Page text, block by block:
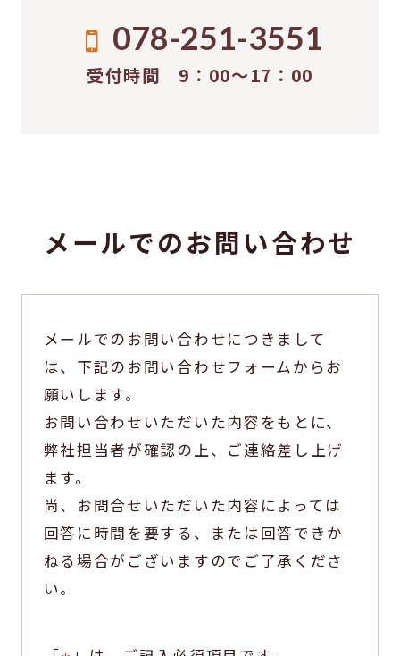
078-251-3551
受付時間 9：00〜17：00
メールでのお問い合わせ
メールでのお問い合わせにつきまして
は、下記のお問い合わせフォームからお
願いします。
お問い合わせいただいた内容をもとに、
弊社担当者が確認の上、ご連絡差し上げ
ます。
尚、お問合せいただいた内容によっては
回答に時間を要する、または回答できか
ねる場合がございますのでご了承くださ
い。